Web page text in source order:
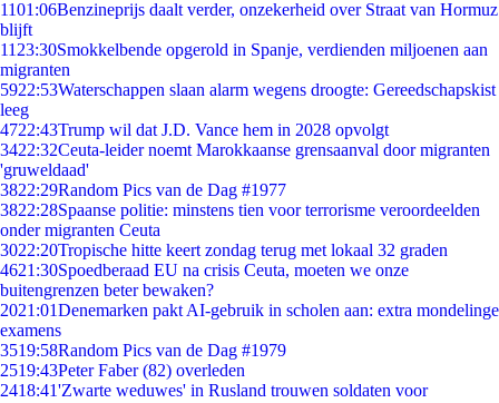
1101:06Benzineprijs daalt verder, onzekerheid over Straat van Hormuz
blijft
11 23:30Smokkelbende opgerold in Spanje, verdienden miljoenen aan
migranten
5922:53Waterschappen slaan alarm wegens droogte: Gereedschapskist
leeg
4722:43Trump wil dat J.D. Vance hem in 2028 opvolgt
3422:32Ceuta-leider noemt Marokkaanse grensaanval door migranten
'gruweldaad'
3822:29Random Pics van de Dag #1977
3822:28Spaanse politie: minstens tien voor terrorisme veroordeelden
onder migranten Ceuta
3022:20Tropische hitte keert zondag terug met lokaal 32 graden
4621:30Spoedberaad EU na crisis Ceuta, moeten we onze
buitengrenzen beter bewaken?
2021:01Denemarken pakt AI-gebruik in scholen aan: extra mondelinge
examens
3519:58Random Pics van de Dag #1979
2519:43Peter Faber (82) overleden
2418:41'Zwarte weduwes' in Rusland trouwen soldaten voor